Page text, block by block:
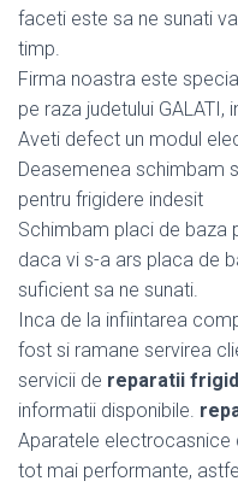
faceti este sa ne sunati
timp.
Firma noastra este
pe raza judetului
Aveti defect un modul
Deasemenea schimbam
pentru frigidere indesit
Schimbam placi de baza
daca vi s-a ars placa de
suficient sa ne sunati.
Inca de la infiintarea
fost si ramane servirea
servicii de reparatii
informatii disponibile.
Aparatele electrocasnice
tot mai performante,